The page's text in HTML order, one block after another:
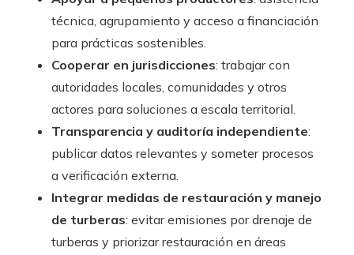
técnica, agrupamiento y acceso a financiación
para prácticas sostenibles.
Cooperar en jurisdicciones: trabajar con
autoridades locales, comunidades y otros
actores para soluciones a escala territorial.
Transparencia y auditoría independiente:
publicar datos relevantes y someter procesos
a verificación externa.
Integrar medidas de restauración y manejo
de turberas: evitar emisiones por drenaje de
turberas y priorizar restauración en áreas